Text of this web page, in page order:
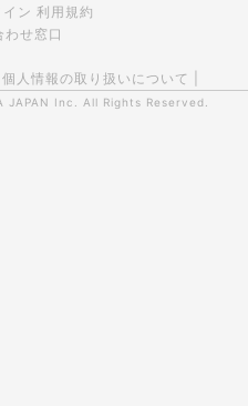
ン 利用規約
わせ窓口
個人情報の取り扱いについて
JAPAN Inc. All Rights Reserved.